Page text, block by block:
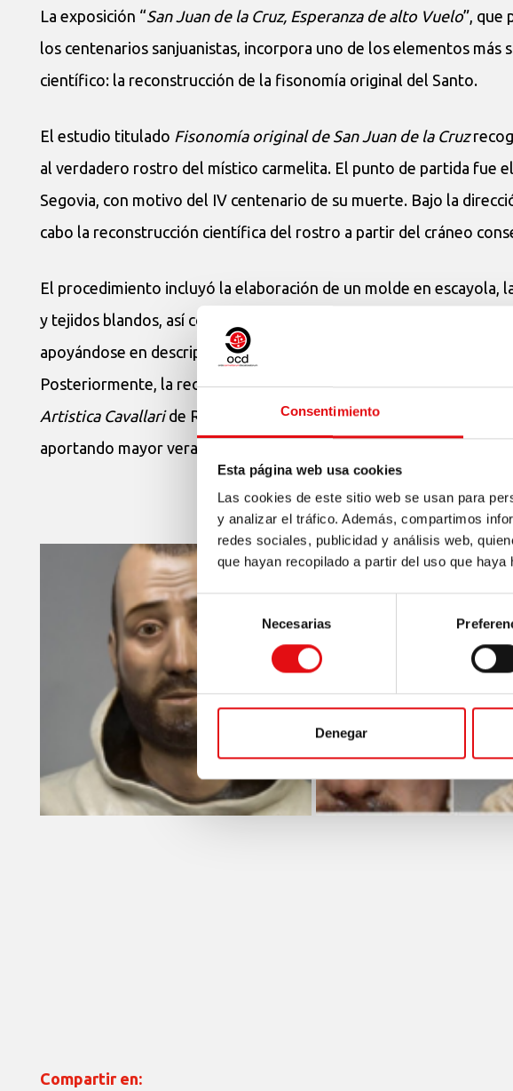
Consentimiento
Esta página web usa cookies
Las cookies de este sitio web se usan para
y analizar el tráfico. Además, compartimos
redes sociales, publicidad y análisis web,
que hayan recopilado a partir del uso que
Selección
de
consentimiento
Necesarias
Denegar
La exposición “ San Juan de la Cruz, Esperanza de alto Vuelo”, que
los centenarios sanjuanistas, incorpora uno de los elementos
científico: la reconstrucción de la fisonomía original del Santo.
El estudio titulado Fisonomía original de San Juan de la Cruz
al verdadero rostro del místico carmelita. El punto de partida fue
Segovia, con motivo del IV centenario de su muerte. Bajo la
cabo la reconstrucción científica del rostro a partir del cráneo
El procedimiento incluyó la elaboración de un molde en escayola,
y tejidos blandos, así como la interpretación de aquellos rasgos
apoyándose en descripciones históricas, entre ellas la del padre
Posteriormente, la reconstrucción fue transformada en busto
Artistica Cavallaride Roma. El artista Alejandro López Araguez
aportando mayor veracidad y profundidad expresiva al conjunto.
Compartir en: